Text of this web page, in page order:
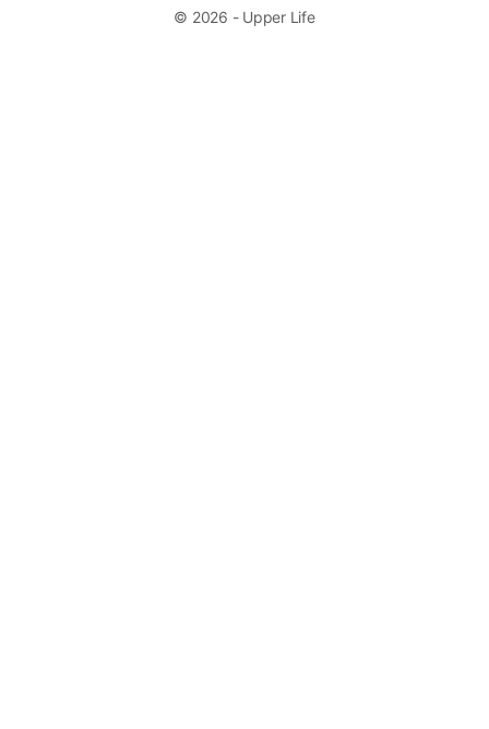
© 2026 - Upper Life